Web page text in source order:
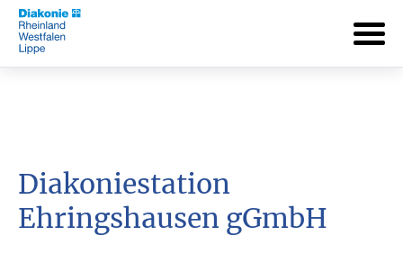
Diakoniestation
Ehringshausen gGmbH